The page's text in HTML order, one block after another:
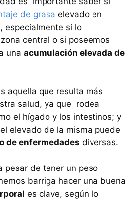
de grasa elevado en
especialmente si lo
central o si poseemos
una acumulación elevada de
aquella que resulta más
salud, ya que rodea
el hígado y los intestinos; y
elevado de la misma puede
de enfermedades diversas.
pesar de tener un peso
barriga hacer una buena
es clave, según lo